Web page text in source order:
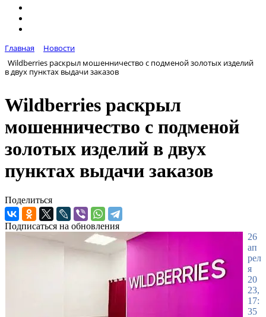
Главная
Новости
Wildberries раскрыл мошенничество с подменой золотых изделий
в двух пунктах выдачи заказов
Wildberries раскрыл
мошенничество с подменой
золотых изделий в двух
пунктах выдачи заказов
Поделиться
Подписаться на обновления
26
ап
рел
я
20
23,
17:
35